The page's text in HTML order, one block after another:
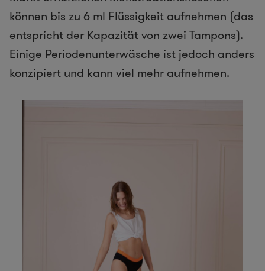
können bis zu 6 ml Flüssigkeit aufnehmen (das
entspricht der Kapazität von zwei Tampons).
Einige Periodenunterwäsche ist jedoch anders
konzipiert und kann viel mehr aufnehmen.